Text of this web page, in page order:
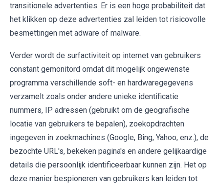
transitionele advertenties. Er is een hoge probabiliteit dat
het klikken op deze advertenties zal leiden tot risicovolle
besmettingen met adware of malware.
Verder wordt de surfactiviteit op internet van gebruikers
constant gemonitord omdat dit mogelijk ongewenste
programma verschillende soft- en hardwaregegevens
verzamelt zoals onder andere unieke identificatie
nummers, IP adressen (gebruikt om de geografische
locatie van gebruikers te bepalen), zoekopdrachten
ingegeven in zoekmachines (Google, Bing, Yahoo, enz.), de
bezochte URL's, bekeken pagina's en andere gelijkaardige
details die persoonlijk identificeerbaar kunnen zijn. Het op
deze manier bespioneren van gebruikers kan leiden tot